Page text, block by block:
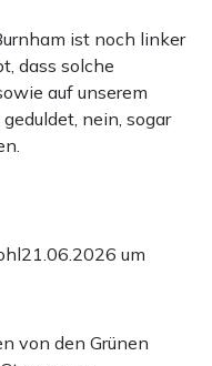
ist noch linker
dass solche
auf unserem
nein, sogar
21.06.2026 um
von den Grünen